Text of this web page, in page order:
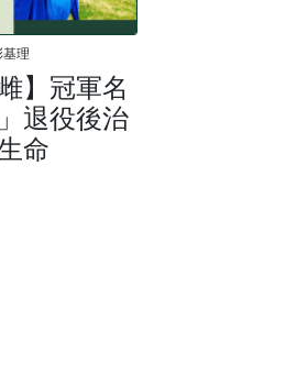
基理
】冠軍名
退役後治
命